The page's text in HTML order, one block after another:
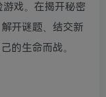
戏。在揭开秘密
开谜题、结交新
的生命而战。